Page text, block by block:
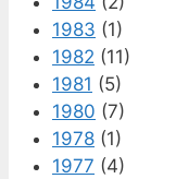
1983 (1)
1982 (11)
1981 (5)
1980 (7)
1978 (1)
1977 (4)